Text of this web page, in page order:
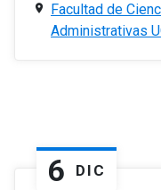
Facultad de
Administrativas
6 DIC